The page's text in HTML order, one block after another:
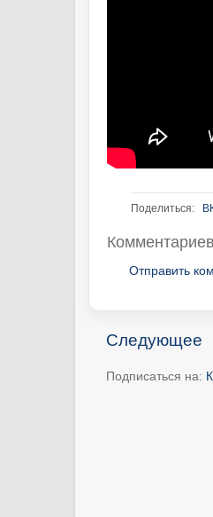
Поделиться:
Отправить
Следующее
Подписаться на: